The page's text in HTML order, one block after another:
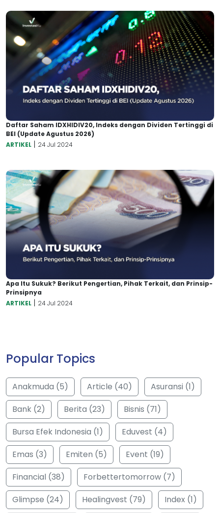
Daftar Saham IDXHIDIV20, Indeks dengan Dividen Tertinggi di
BEI (Update Agustus 2026)
ARTIKEL | 24 Jul 2024
Apa Itu Sukuk? Berikut Pengertian, Pihak Terkait, dan Prinsip-
Prinsipnya
ARTIKEL | 24 Jul 2024
Popular Topics
Anakmuda (5) Article (40)
Asuransi (1)
Bank (2)
Berita (23)
Bisnis (71)
Bursa Efek Indonesia (1)
Eduvest (4)
Emas (3)
Emiten (5)
Event (19)
Financial (38)
Forbettertomorrow (7)
Glimpse (24)
Healingvest (79)
Index (1)